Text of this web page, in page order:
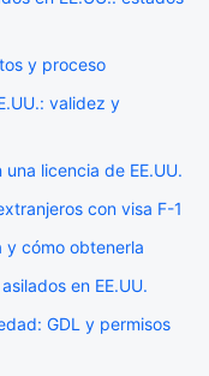
y proceso
validez y
licencia de EE.UU.
con visa F-1
y cómo obtenerla
en EE.UU.
GDL y permisos